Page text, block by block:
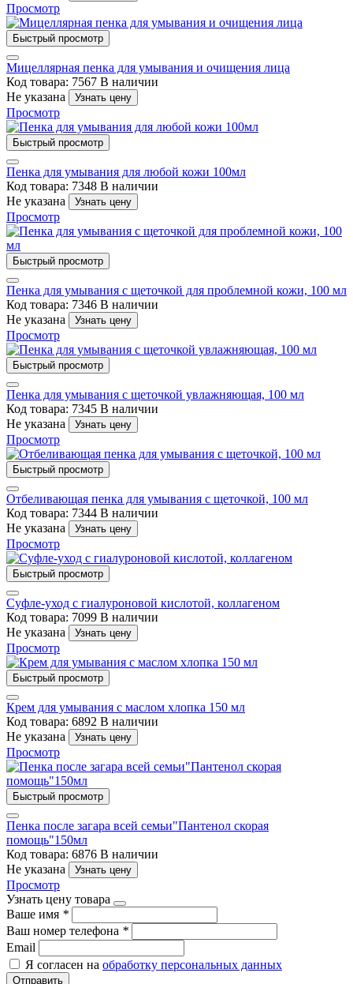
Просмотр
Быстрый просмотр
Мицеллярная пенка для умывания и очищения лица
Код товара: 7567 В наличии
Не указана
Узнать цену
Просмотр
Быстрый просмотр
Пенка для умывания для любой кожи 100мл
Код товара: 7348 В наличии
Не указана
Узнать цену
Просмотр
Быстрый просмотр
Пенка для умывания с щеточкой для проблемной кожи, 100 мл
Код товара: 7346 В наличии
Не указана
Узнать цену
Просмотр
Быстрый просмотр
Пенка для умывания с щеточкой увлажняющая, 100 мл
Код товара: 7345 В наличии
Не указана
Узнать цену
Просмотр
Быстрый просмотр
Отбеливающая пенка для умывания с щеточкой, 100 мл
Код товара: 7344 В наличии
Не указана
Узнать цену
Просмотр
Быстрый просмотр
Суфле-уход с гиалуроновой кислотой, коллагеном
Код товара: 7099 В наличии
Не указана
Узнать цену
Просмотр
Быстрый просмотр
Крем для умывания с маслом хлопка 150 мл
Код товара: 6892 В наличии
Не указана
Узнать цену
Просмотр
Быстрый просмотр
Пенка после загара всей семьи"Пантенол скорая
помощь"150мл
Код товара: 6876 В наличии
Не указана
Узнать цену
Просмотр
Узнать цену товара
Ваше имя *
Ваш номер телефона *
Email
Я согласен на обработку персональных данных
Отправить